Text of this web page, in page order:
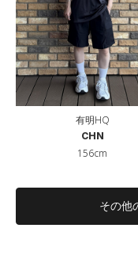
有明HQ
CHN
156cm
その他